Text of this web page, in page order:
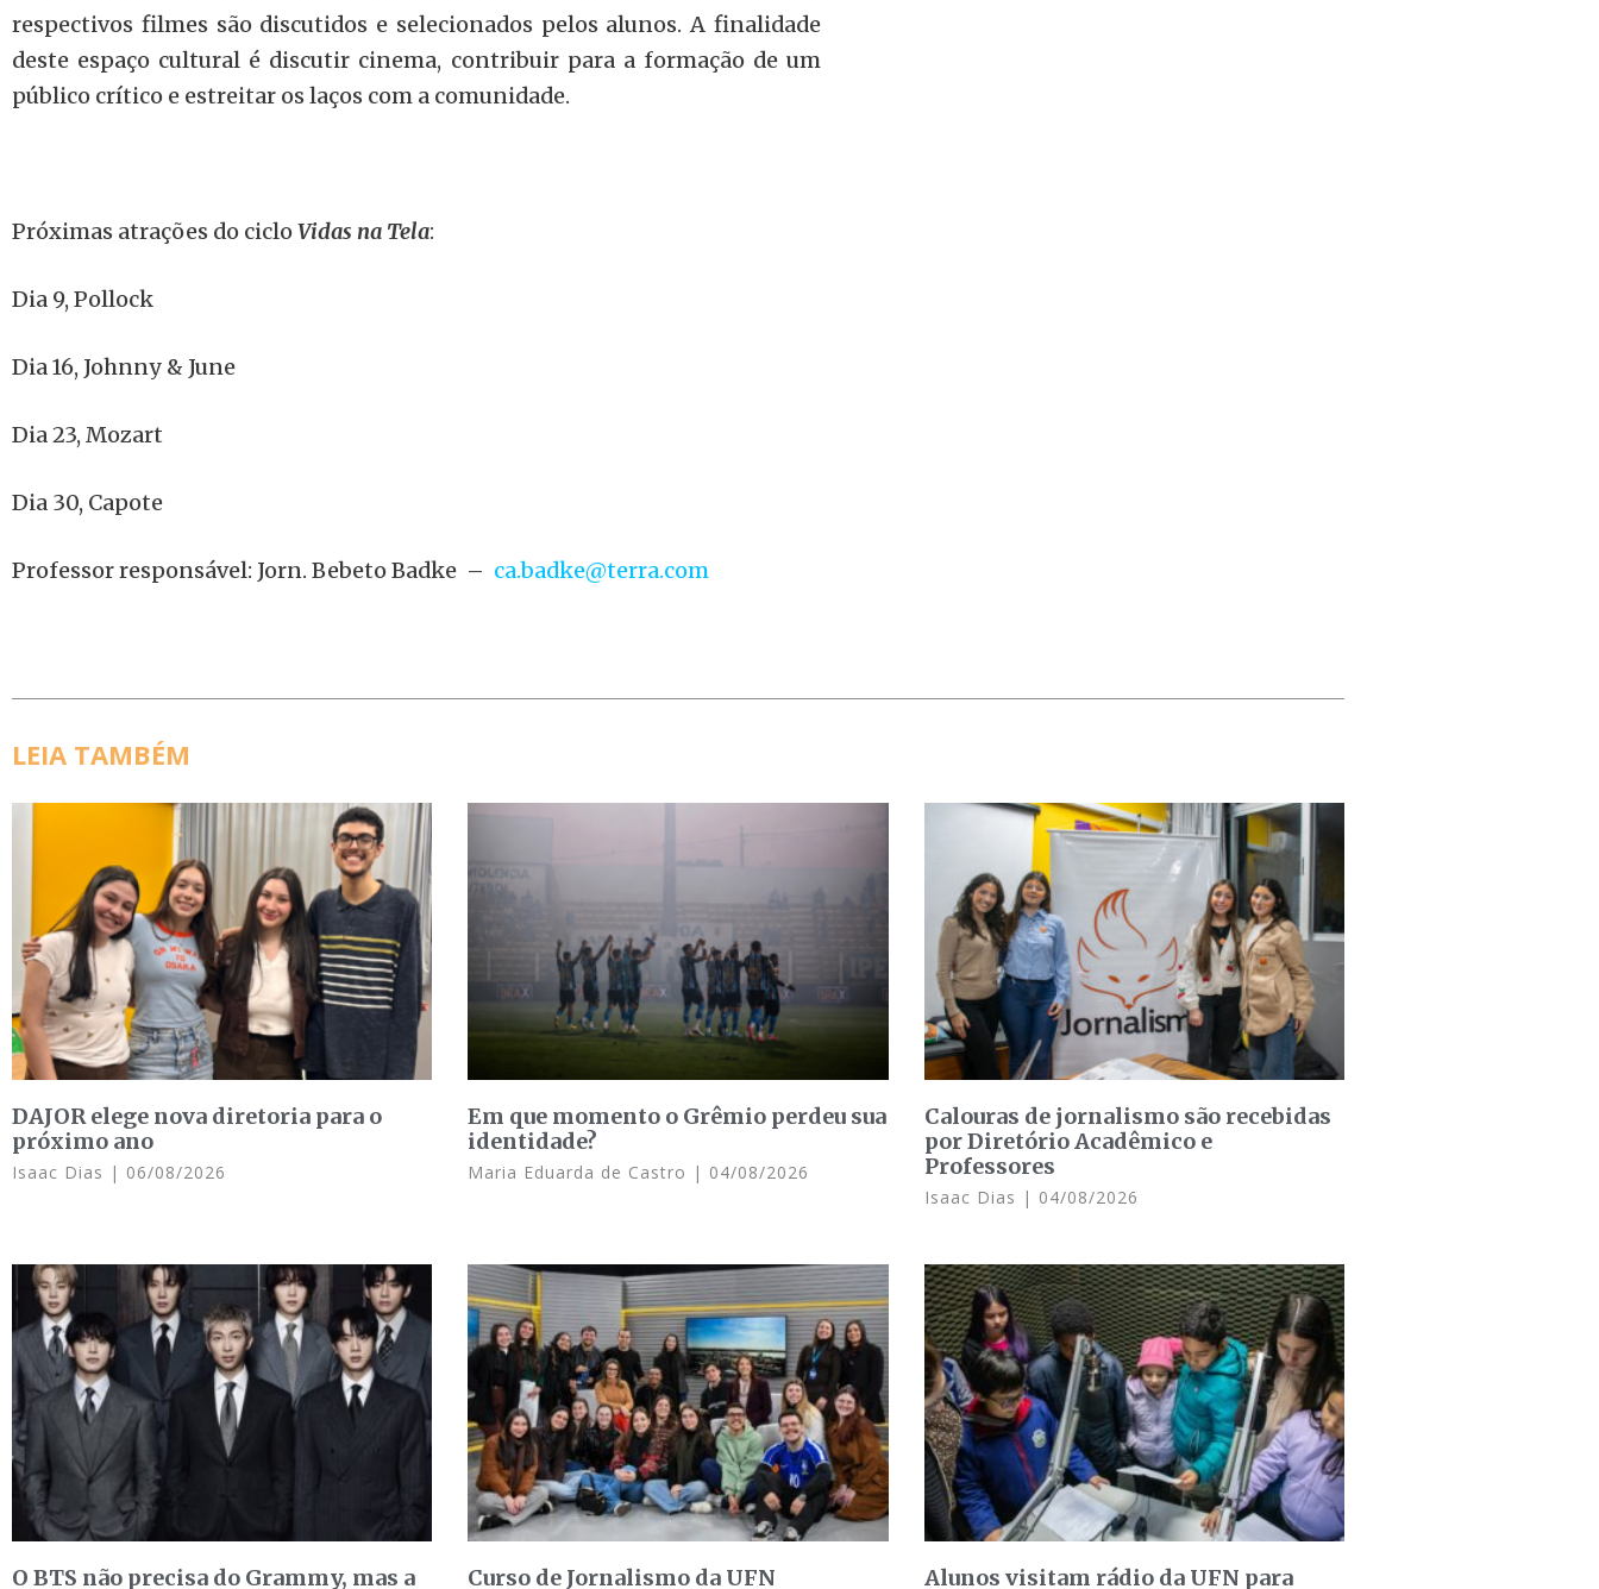
respectivos filmes são discutidos e selecionados pelos alunos. A finalidade
deste espaço cultural é discutir cinema, contribuir para a formação de um
público crítico e estreitar os laços com a comunidade.
Próximas atrações do cicloVidas na Tela:
Dia 9, Pollock
Dia 16, Johnny & June
Dia 23, Mozart
Dia 30, Capote
Professor responsável: Jorn. Bebeto Badke – ca.badke@terra.com
LEIA TAMBÉM
DAJOR elege nova diretoria para o
próximo ano
Isaac Dias 06/08/2026
Em que momento o Grêmio perdeu sua
identidade?
Maria Eduarda de Castro 04/08/2026
Calouras de jornalismo são recebidas
por Diretório Acadêmico e
Professores
Isaac Dias 04/08/2026
O BTS não precisa do Grammy, mas a Curso de Jornalismo da UFN Alunos visitam rádio da UFN para